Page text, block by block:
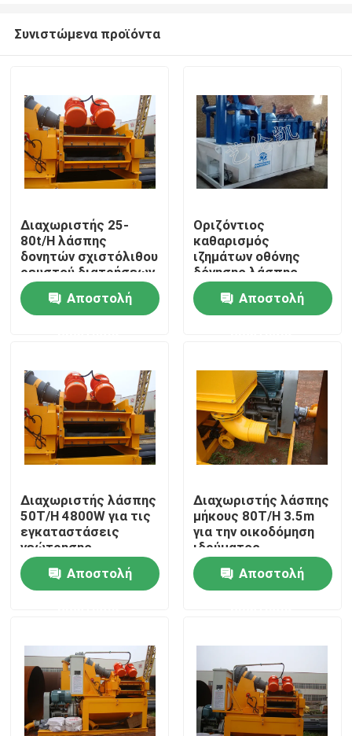
Σπίτι
Περίπου εμείς
Γύρος εργοστασίων
Μας ελάτε σε επαφή με
Ειδήσεις
Τρυπώντας με τρυπάνι κάδος
Τρυπάνι βράχου
Συνιστώμενα προϊόντα
Διαχωριστής 25-
80t/H λάσπης
δονητών σχιστόλιθου
ρευστού διατρήσεων
Αποστολή
Οριζόντιος
καθαρισμός
ιζημάτων οθόνης
δόνησης λάσπης
υψηλής
αποδοτικότητας
48kw 200m ³ /H
Αποστολή
Διαχωριστής λάσπης
50T/H 4800W για τις
εγκαταστάσεις
γεώτρησης
διατρήσεων
Αποστολή
Διαχωριστής λάσπης
μήκους 80T/H 3.5m
για την οικοδόμηση
ιδρύματος
Αποστολή